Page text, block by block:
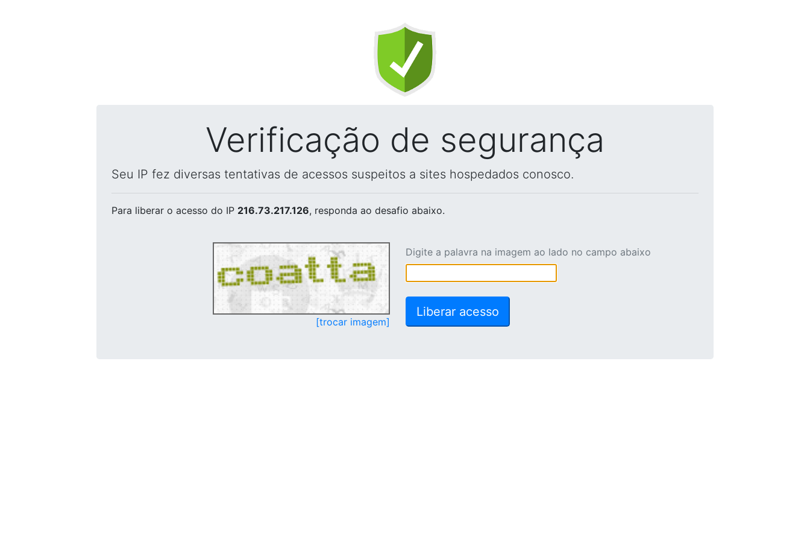
Verificação de segurança
Seu IP fez diversas tentativas de acessos suspeitos a sites hospedados conosco.
Para liberar o acesso do IP 216.73.217.126, responda ao desafio abaixo.
[trocar imagem]
Digite a palavra na imagem ao lado no campo abaixo